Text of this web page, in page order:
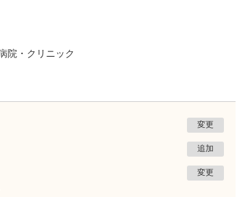
院・クリニック
変更
追加
変更